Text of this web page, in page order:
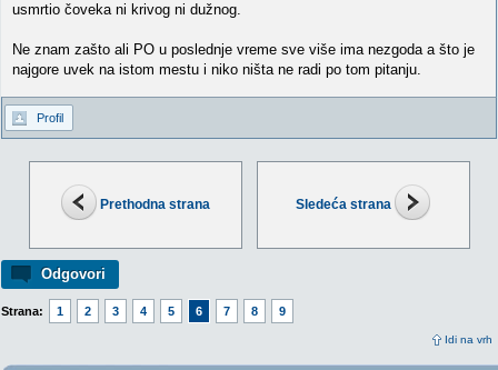
Prethodna strana Sledeća strana
Odgovori
Strana: 1 2 3 4 5 6 7 8 9
Idi na vrh
usmrtio čoveka ni krivog ni dužnog.
Ne znam zašto ali PO u poslednje vreme sve više ima nezgoda a što je
najgore uvek na istom mestu i niko ništa ne radi po tom pitanju.
Profil